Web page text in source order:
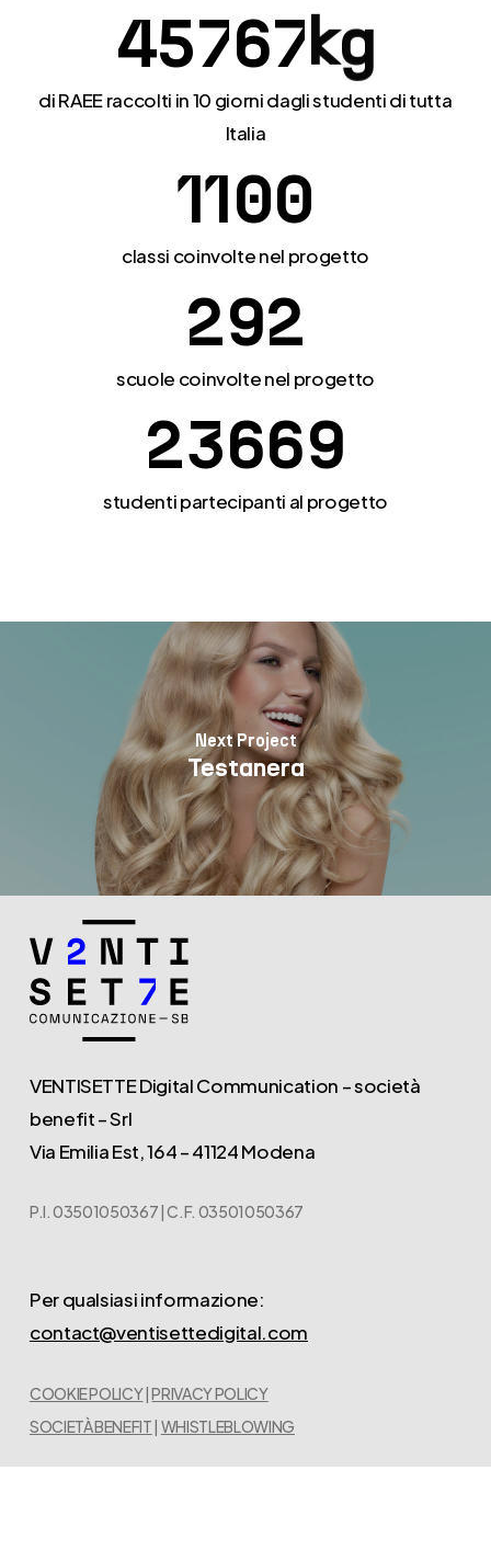
45767kg
di RAEE raccolti in 10 giorni dagli studenti di tutta
Italia
1100
classi coinvolte nel progetto
292
scuole coinvolte nel progetto
23669
studenti partecipanti al progetto
Next Project
Testanera
VENTISETTE Digital Communication – società
benefit – Srl
Via Emilia Est, 164 – 41124 Modena
P.I. 03501050367 | C.F. 03501050367
Per qualsiasi informazione:
contact@ventisettedigital.com
COOKIE POLICY|PRIVACY POLICY
SOCIETÀ BENEFIT| WHISTLEBLOWING